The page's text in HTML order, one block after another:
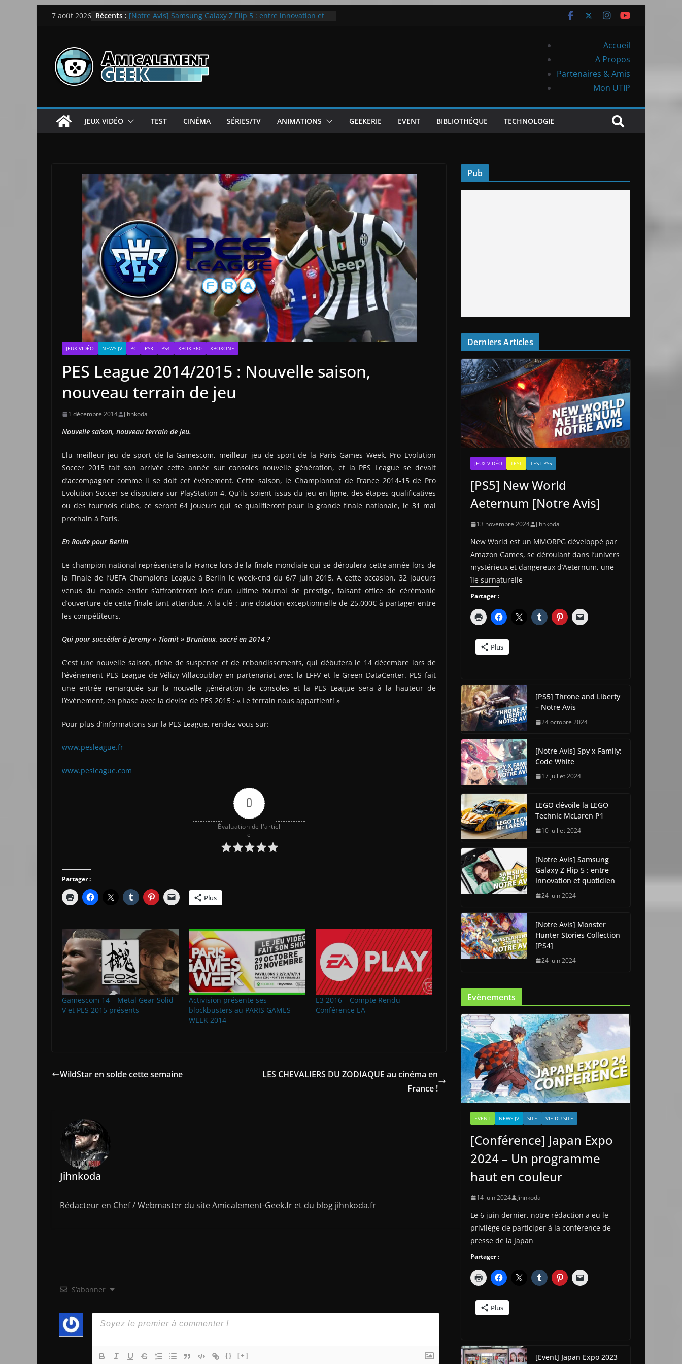
Passer7 août 2026 Récents : LEGO dévoile la LEGO Technic McLaren P1
[PS5] Throne and Liberty – Notre Avis
[Notre Avis] Spy x Family: Code White
Accueil
A Propos
Partenaires & Amis
Mon UTIP
JEUX VIDÉO TEST CINÉMA SÉRIES/TV ANIMATIONS GEEKERIE EVENT BIBLIOTHÉQUE TECHNOLOGIE
JEUX VIDÉO NEWS JV PC PS3 PS4 XBOX 360 XBOXONE
PES League 2014/2015 : Nouvelle saison,
nouveau terrain de jeu
1 décembre 2014 Jihnkoda
Nouvelle saison, nouveau terrain de jeu.
Elu meilleur jeu de sport de la Gamescom, meilleur jeu de sport de la Paris Games Week, Pro Evolution
Soccer 2015 fait son arrivée cette année sur consoles nouvelle génération, et la PES League se devait
d’accompagner comme il se doit cet événement. Cette saison, le Championnat de France 2014-15 de Pro
Evolution Soccer se disputera sur PlayStation 4. Qu’ils soient issus du jeu en ligne, des étapes qualificatives
ou des tournois clubs, ce seront 64 joueurs qui se qualifieront pour la grande finale nationale, le 31 mai
prochain à Paris.
En Route pour Berlin
Le champion national représentera la France lors de la finale mondiale qui se déroulera cette année lors de
la Finale de l’UEFA Champions League à Berlin le week-end du 6/7 Juin 2015. A cette occasion, 32 joueurs
venus du monde entier s’affronteront lors d’un ultime tournoi de prestige, faisant office de cérémonie
d’ouverture de cette finale tant attendue. A la clé : une dotation exceptionnelle de 25.000€ à partager entre
les compétiteurs.
Qui pour succéder à Jeremy « Tiomit » Bruniaux, sacré en 2014 ?
C’est une nouvelle saison, riche de suspense et de rebondissements, qui débutera le 14 décembre lors de
l’événement PES League de Vélizy-Villacoublay en partenariat avec la LFFV et le Green DataCenter. PES fait
une entrée remarquée sur la nouvelle génération de consoles et la PES League sera à la hauteur de
l’événement, en phase avec la devise de PES 2015 : « Le terrain nous appartient! »
Pour plus d’informations sur la PES League, rendez-vous sur:
www.pesleague.fr
www.pesleague.com
0
Évaluation de l'articl
e
Partager :
Plus
Gamescom 14 – Metal Gear Solid
V et PES 2015 présents
Activision présente ses
blockbusters au PARIS GAMES
WEEK 2014
E3 2016 – Compte Rendu
Conférence EA
WildStar en solde cette semaine
LES CHEVALIERS DU ZODIAQUE au cinéma en
France !
Jihnkoda
Rédacteur en Chef / Webmaster du site Amicalement-Geek.fr et du blog jihnkoda.fr
S’abonner
{} [+]
Pub
Derniers Articles
JEUX VIDÉO TEST TEST PS5
[PS5] New World
Aeternum [Notre Avis]
13 novembre 2024 Jihnkoda
New World est un MMORPG développé par
Amazon Games, se déroulant dans l’univers
mystérieux et dangereux d’Aeternum, une
île surnaturelle
Partager :
Plus
[PS5] Throne and Liberty
– Notre Avis
24 octobre 2024
[Notre Avis] Spy x Family:
Code White
17 juillet 2024
LEGO dévoile la LEGO
Technic McLaren P1
10 juillet 2024
[Notre Avis] Samsung
Galaxy Z Flip 5 : entre
innovation et quotidien
24 juin 2024
[Notre Avis] Monster
Hunter Stories Collection
[PS4]
24 juin 2024
Evènements
EVENT NEWS JV SITE VIE DU SITE
[Conférence] Japan Expo
2024 – Un programme
haut en couleur
14 juin 2024 Jihnkoda
Le 6 juin dernier, notre rédaction a eu le
privilège de participer à la conférence de
presse de la Japan
Partager :
Plus
[Event] Japan Expo 2023